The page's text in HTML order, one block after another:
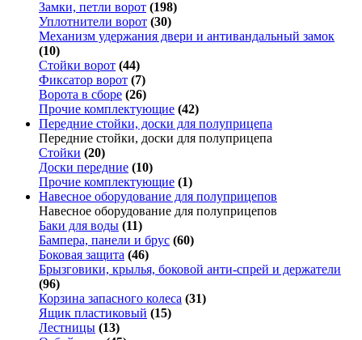
Замки, петли ворот (198)
Уплотнители ворот (30)
Механизм удержания двери и антивандальный замок
(10)
Стойки ворот (44)
Фиксатор ворот (7)
Ворота в сборе (26)
Прочие комплектующие (42)
Передние стойки, доски для полуприцепа
Передние стойки, доски для полуприцепа
Стойки (20)
Доски передние (10)
Прочие комплектующие (1)
Навесное оборудование для полуприцепов
Навесное оборудование для полуприцепов
Баки для воды (11)
Бампера, панели и брус (60)
Боковая защита (46)
Брызговики, крылья, боковой анти-спрей и держатели
(96)
Корзина запасного колеса (31)
Ящик пластиковый (15)
Лестницы (13)